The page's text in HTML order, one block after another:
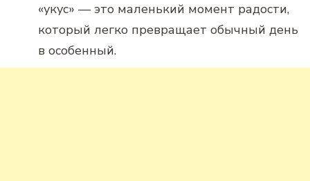
«укус» — это маленький момент радости,
который легко превращает обычный день
в особенный.